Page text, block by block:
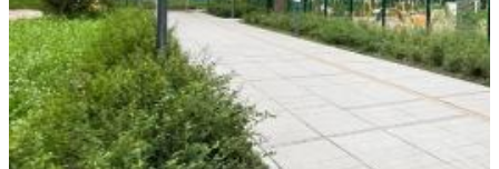
07.08.2026 | 12:00
Юнармейцы Промышленного района осваивают беспилотные
системы
07.08.2026 | 11:47
В двух городах выявили загрязнение воздуха из-за горящей
свалки
07.08.2026 | 11:40
В Самаре продолжается обновление парка имени Щорса